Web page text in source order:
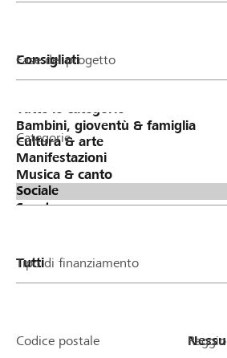
Fase del progetto
Categorie
Tipo di finanziamento
Codice postale Raggio